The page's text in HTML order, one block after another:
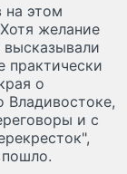
на этом
желание
практически
о
Владивостоке,
и с